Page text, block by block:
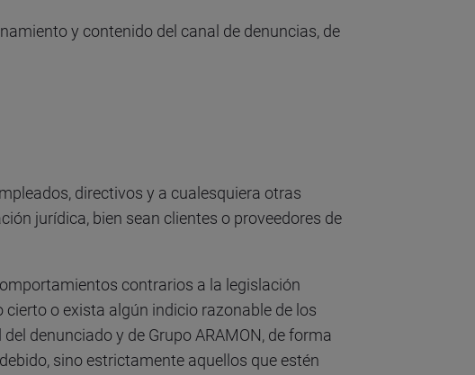
y contenido del canal de denuncias, de
directivos y a cualesquiera otras
jurídica, bien sean clientes o proveedores de
contrarios a la legislación
o exista algún indicio razonable de los
denunciado y de Grupo ARAMON, de forma
sino estrictamente aquellos que estén